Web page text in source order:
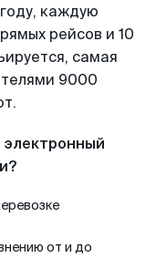
каждую
рейсов и 10
самая
9000
электронный
от и до